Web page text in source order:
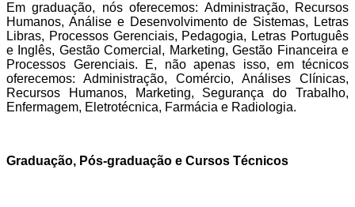
Em graduação, nós oferecemos: Administração, Recursos
Humanos, Análise e Desenvolvimento de Sistemas, Letras
Libras, Processos Gerenciais, Pedagogia, Letras Português
e Inglês, Gestão Comercial, Marketing, Gestão Financeira e
Processos Gerenciais. E, não apenas isso, em técnicos
oferecemos: Administração, Comércio, Análises Clínicas,
Recursos Humanos, Marketing, Segurança do Trabalho,
Enfermagem, Eletrotécnica, Farmácia e Radiologia.
Graduação, Pós-graduação e Cursos Técnicos